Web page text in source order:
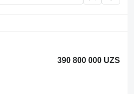
390 800 000 UZS